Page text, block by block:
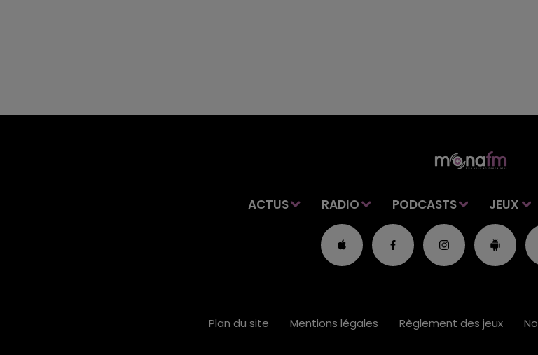
ACTUS RADIO PODCASTS JEUX
Plan du site Mentions légales Règlement des jeux